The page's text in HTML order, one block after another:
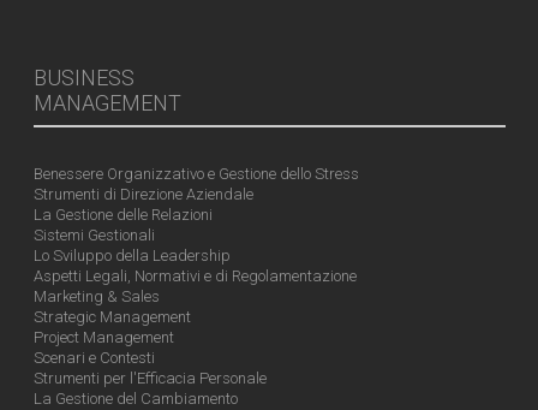
BUSINESS
MANAGEMENT
Benessere Organizzativo e Gestione dello Stress
Strumenti di Direzione Aziendale
La Gestione delle Relazioni
Sistemi Gestionali
Lo Sviluppo della Leadership
Aspetti Legali, Normativi e di Regolamentazione
Marketing & Sales
Strategic Management
Project Management
Scenari e Contesti
Strumenti per l'Efficacia Personale
La Gestione del Cambiamento